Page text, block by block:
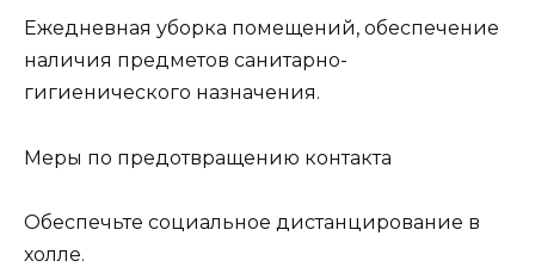
Ежедневная уборка помещений, обеспечение
наличия предметов санитарно-
гигиенического назначения.
Меры по предотвращению контакта
Обеспечьте социальное дистанцирование в
холле.